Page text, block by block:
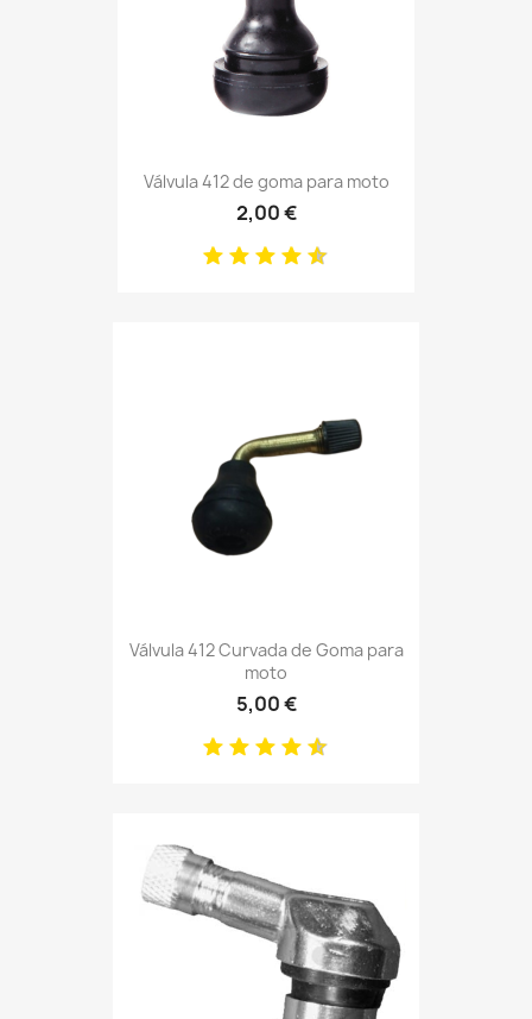
Válvula 412 de goma para moto
2,00 €
Válvula 412 Curvada de Goma para
moto
5,00 €